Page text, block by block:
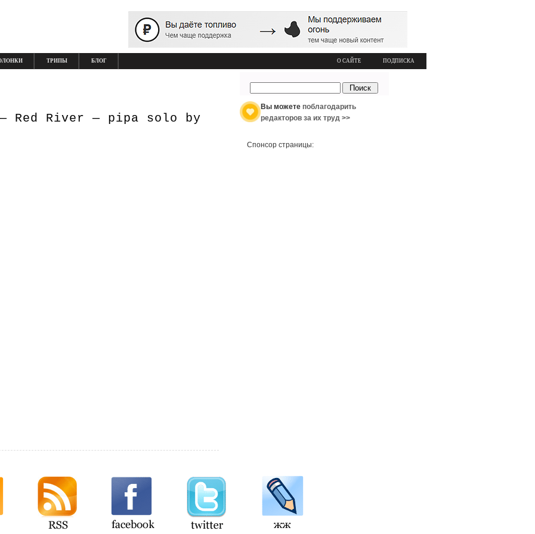
О САЙТЕ ПОДПИСКА
ТРИПЫ БЛОГ
Red River — pipa solo by
Вы можете поблагодарить
редакторов за их труд >>
Спонсор страницы: